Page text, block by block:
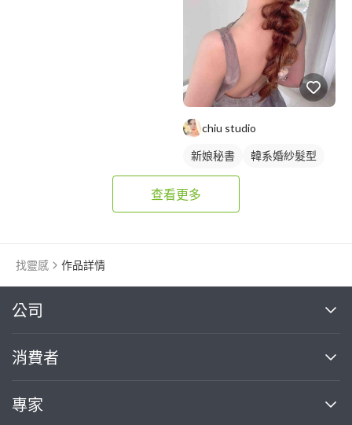
chiu studio
新娘秘書
韓系婚紗髮型
新娘髮型
查看更多
找靈感 作品詳情
公司
關於我們
部落格
消費者
買服務
專家
繼續完成